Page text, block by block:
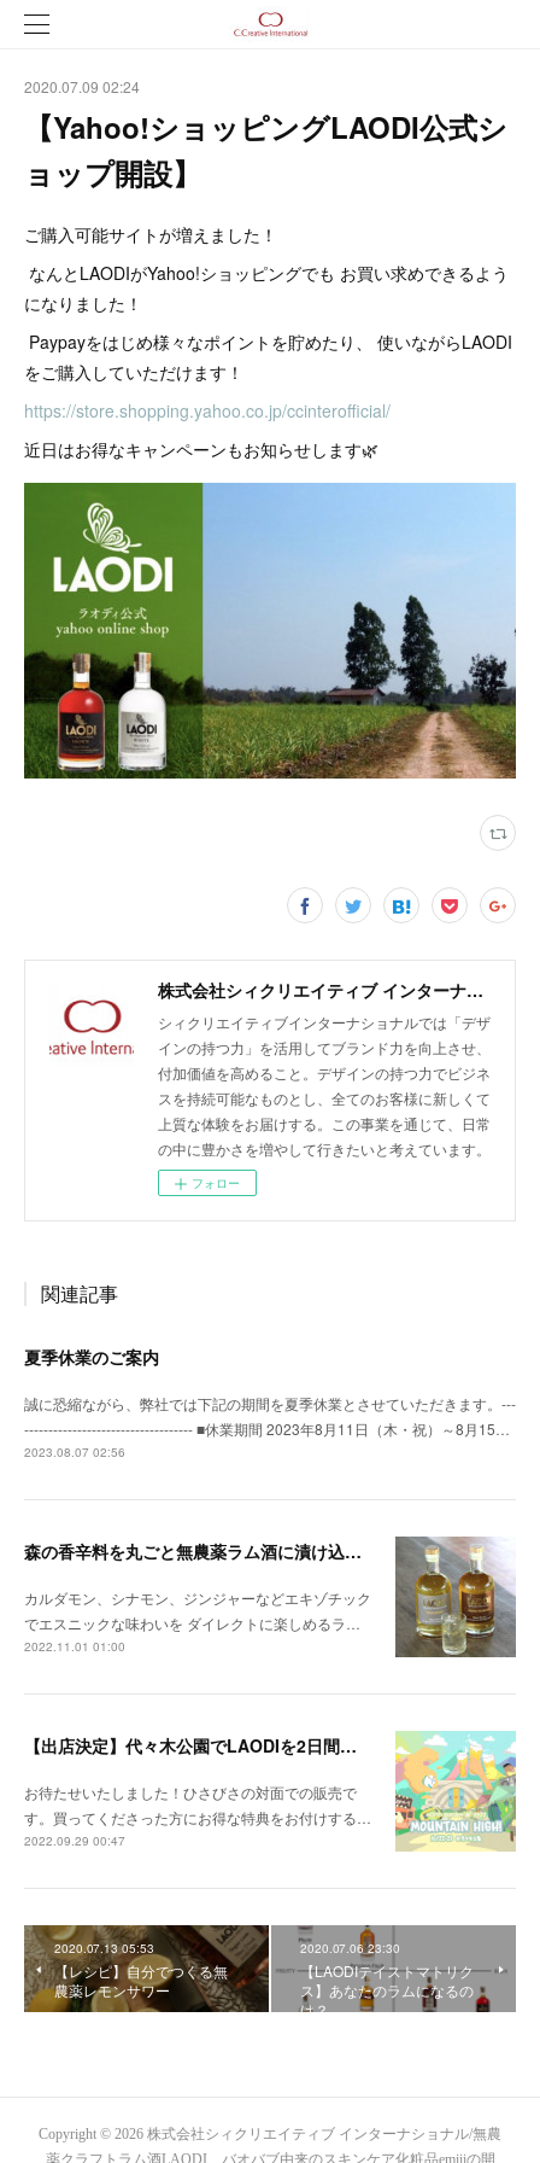
2020.07.09 02:24
【Yahoo!ショッピングLAODI公式シ
ョップ開設】
ご購入可能サイトが増えました！
なんとLAODIがYahoo!ショッピングでも お買い求めできるよう
になりました！
Paypayをはじめ様々なポイントを貯めたり、 使いながらLAODI
をご購入していただけます！
https://store.shopping.yahoo.co.jp/ccinterofficial/
近日はお得なキャンペーンもお知らせします🌿
株式会社シィクリエイティブ インターナショナル/無農薬クラフトラム酒LAODI、バオバブ由来のスキンケア化粧品emiiiの開発・輸入・販売、商品企画及びデザイン、販売促進、広告運用、EC支援
シィクリエイティブインターナショナルでは「デザ
インの持つ力」を活用してブランド力を向上させ、
付加価値を高めること。デザインの持つ力でビジネ
スを持続可能なものとし、全てのお客様に新しくて
上質な体験をお届けする。この事業を通じて、日常
の中に豊かさを増やして行きたいと考えています。
フォロー
関連記事
夏季休業のご案内
誠に恐縮ながら、弊社では下記の期間を夏季休業とさせていただきます。---
----------------------------------- ■休業期間 2023年8月11日（木・祝）～8月15…
2023.08.07 02:56
森の香辛料を丸ごと無農薬ラム酒に漬け込んだ 「本格スパイスドラムシリーズ」が新登場
カルダモン、シナモン、ジンジャーなどエキゾチック
でエスニックな味わいを ダイレクトに楽しめるラ…
2022.11.01 01:00
【出店決定】代々木公園でLAODIを2日間販売！購入特典も
お待たせいたしました！ひさびさの対面での販売で
す。買ってくださった方にお得な特典をお付けする…
2022.09.29 00:47
2020.07.13 05:53
【レシピ】自分でつくる無
農薬レモンサワー
2020.07.06 23:30
【LAODIテイストマトリク
ス】あなたのラムになるの
は？
Copyright © 2026 株式会社シィクリエイティブ インターナショナル/無農
薬クラフトラム酒LAODI、バオバブ由来のスキンケア化粧品emiiiの開